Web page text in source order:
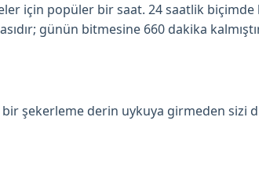
için popüler bir saat. 24 saatlik
günün bitmesine 660 dakika
şekerleme derin uykuya girmeden sizi